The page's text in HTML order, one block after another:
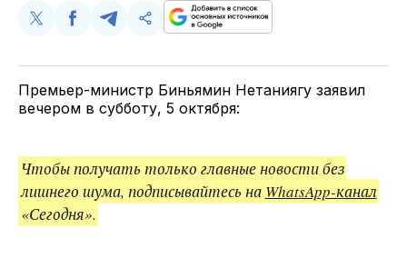
Поделиться
Twitter
Поделиться
Facebook
Поделиться
Telegram
Скопируйте
поделитесь
ссылкой
Премьер-министр Биньямин Нетаниягу заявил
вечером в субботу, 5 октября:
Чтобы получать только главные новости без
лишнего шума, подписывайтесь на WhatsApp-канал
«Сегодня».